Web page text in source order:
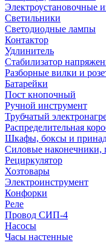
Электроустановочные
Светильники
Светодиодные лампы
Контактор
Удлинитель
Стабилизатор
Разборные вилки и
Батарейки
Пост кнопочный
Ручной инструмент
Трубчатый
Распределительная
Шкафы, боксы и
Силовые наконечники,
Рециркулятор
Хозтовары
Электроинструмент
Конфорки
Реле
Провод СИП-4
Насосы
Часы настенные